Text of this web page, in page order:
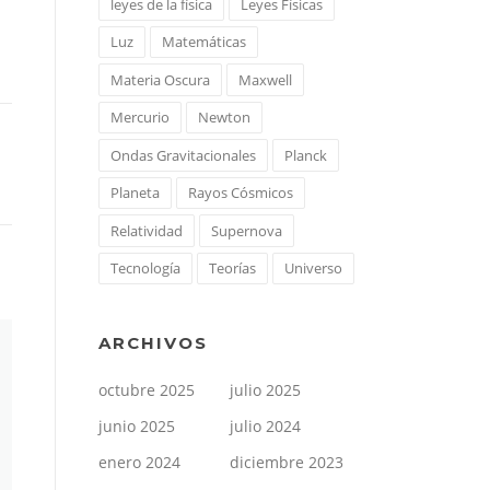
Luz
Matemáticas
Materia Oscura
Maxwell
Mercurio
Newton
Ondas Gravitacionales
Planck
Planeta
Rayos Cósmicos
Relatividad
Supernova
Tecnología
Teorías Universo
ARCHIVOS
octubre 2025
julio 2025
junio 2025
julio 2024
enero 2024
diciembre 2023